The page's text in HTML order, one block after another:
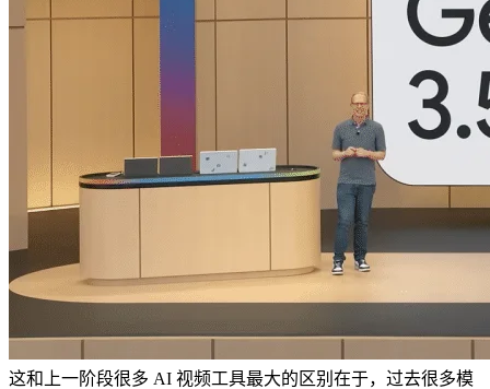
这和上一阶段很多 AI 视频工具最大的区别在于，过去很多模